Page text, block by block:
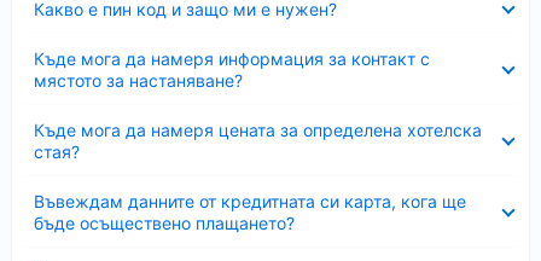
Какво е пин код и защо ми е нужен?
Къде мога да намеря информация за контакт с
мястото за настаняване?
Къде мога да намеря цената за определена хотелска
стая?
Въвеждам данните от кредитната си карта, кога ще
бъде осъществено плащането?